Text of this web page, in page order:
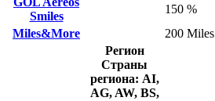
Smiles
150 %
Miles&More
200 Miles
Регион
Страны
региона: AI,
AG, AW, BS,